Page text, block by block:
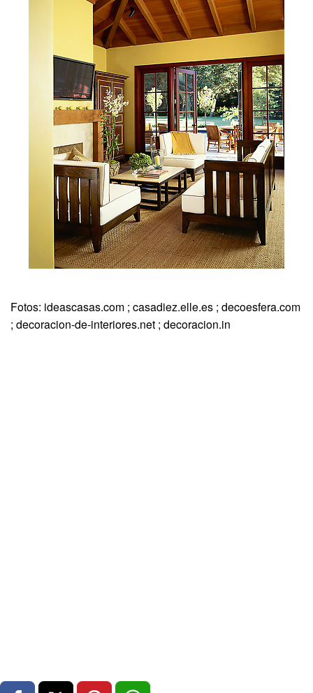
Fotos: ideascasas.com ; casadiez.elle.es ; decoesfera.com
; decoracion-de-interiores.net ; decoracion.in